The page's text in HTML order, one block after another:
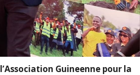
l’Association Guineenne pour la